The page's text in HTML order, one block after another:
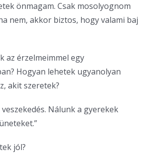
önmagam. Csak mosolyognom
nem, akkor biztos, hogy valami baj
az érzelmeimmel egy
Hogyan lehetek ugyanolyan
akit szeretek?
Nálunk a gyerekek
jól?